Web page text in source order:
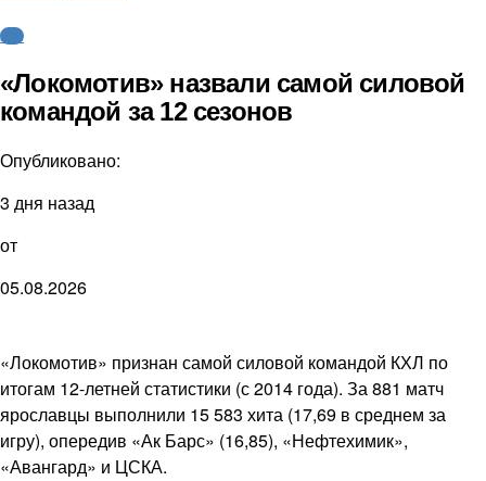
КХЛ
«Локомотив» назвали самой силовой
командой за 12 сезонов
Опубликовано:
3 дня назад
от
05.08.2026
«Локомотив» признан самой силовой командой КХЛ по
итогам 12-летней статистики (с 2014 года). За 881 матч
ярославцы выполнили 15 583 хита (17,69 в среднем за
игру), опередив «Ак Барс» (16,85), «Нефтехимик»,
«Авангард» и ЦСКА.